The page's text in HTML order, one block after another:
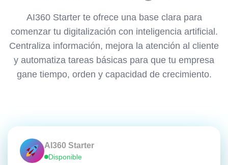
AI360 Starter te ofrece una base clara para
comenzar tu digitalización con inteligencia artificial.
Centraliza información, mejora la atención al cliente
y automatiza tareas básicas para que tu empresa
gane tiempo, orden y capacidad de crecimiento.
AI360 Starter
Disponible